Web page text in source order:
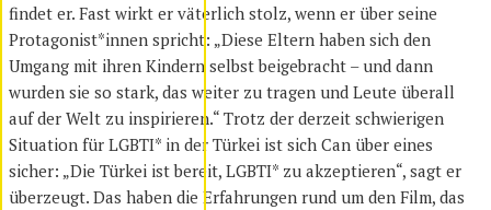
findet er. Fast wirkt er väterlich stolz, wenn er über seine
Protagonist*innen spricht: „Diese Eltern haben sich den
Umgang mit ihren Kindern selbst beigebracht – und dann
wurden sie so stark, das weiter zu tragen und Leute überall
auf der Welt zu inspirieren.“ Trotz der derzeit schwierigen
Situation für LGBTI* in der Türkei ist sich Can über eines
sicher: „Die Türkei ist bereit, LGBTI* zu akzeptieren“, sagt er
überzeugt. Das haben die Erfahrungen rund um den Film, das